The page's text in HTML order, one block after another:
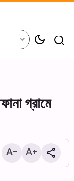
গ্রামে